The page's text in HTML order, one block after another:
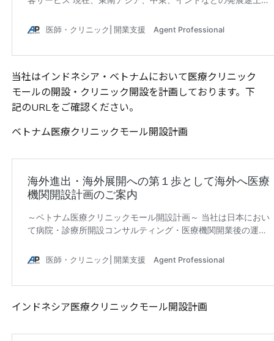
当社はインドネシア・ベトナムにおいて医療クリニック
モールの開設・クリニック開設を計画しております。下
記のURLをご確認ください。
ベトナム医療クリニックモール開設計画
インドネシア医療クリニックモール開設計画